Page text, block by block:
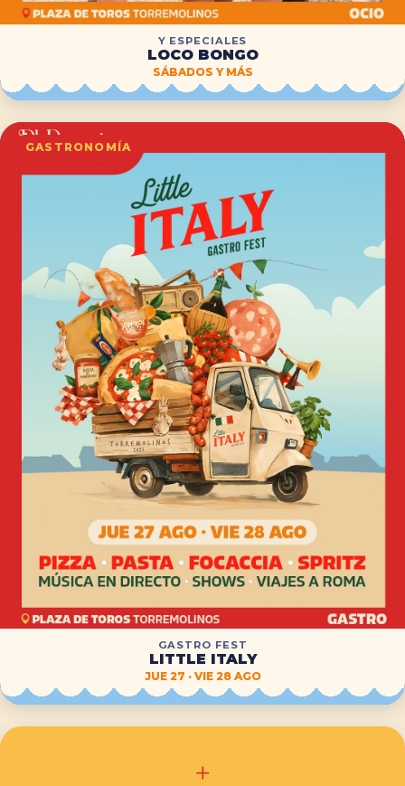
Y ESPECIALES
LOCO BONGO
SÁBADOS Y MÁS
GASTRONOMÍA
GASTRO FEST
LITTLE ITALY
JUE 27 · VIE 28 AGO
+